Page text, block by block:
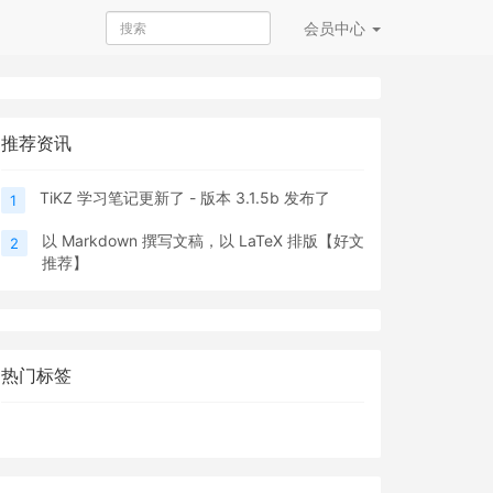
会员中心
推荐资讯
1 TiKZ 学习笔记更新了 - 版本 3.1.5b 发布了
2
以 Markdown 撰写文稿，以 LaTeX 排版【好文
推荐】
热门标签